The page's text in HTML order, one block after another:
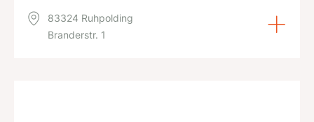
83324 Ruhpolding
Branderstr. 1